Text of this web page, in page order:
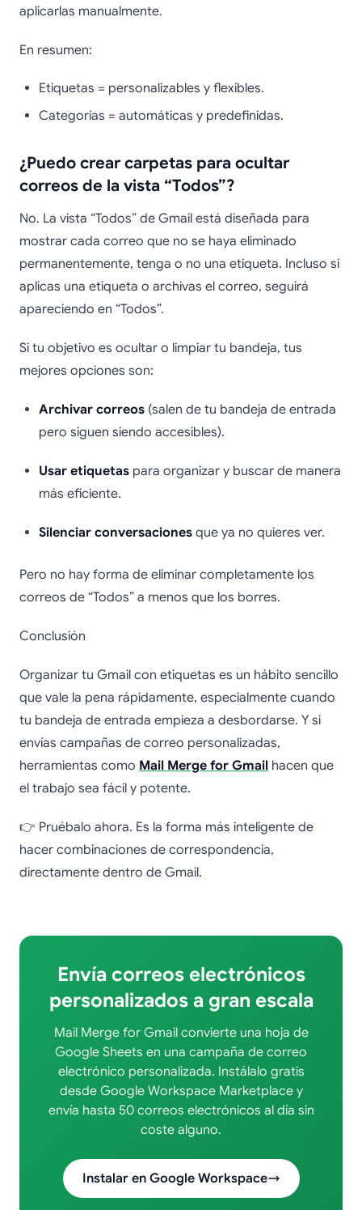
aplicarlas manualmente.
En resumen:
Etiquetas = personalizables y flexibles.
Categorías = automáticas y predefinidas.
¿Puedo crear carpetas para ocultar
correos de la vista “Todos”?
No. La vista “Todos” de Gmail está diseñada para
mostrar cada correo que no se haya eliminado
permanentemente, tenga o no una etiqueta. Incluso si
aplicas una etiqueta o archivas el correo, seguirá
apareciendo en “Todos”.
Si tu objetivo es ocultar o limpiar tu bandeja, tus
mejores opciones son:
Archivar correos (salen de tu bandeja de entrada
pero siguen siendo accesibles).
Usar etiquetas para organizar y buscar de manera
más eficiente.
Silenciar conversaciones que ya no quieres ver.
Pero no hay forma de eliminar completamente los
correos de “Todos” a menos que los borres.
Conclusión
Organizar tu Gmail con etiquetas es un hábito sencillo
que vale la pena rápidamente, especialmente cuando
tu bandeja de entrada empieza a desbordarse. Y si
envías campañas de correo personalizadas,
herramientas como Mail Merge for Gmail hacen que
el trabajo sea fácil y potente.
👉 Pruébalo ahora. Es la forma más inteligente de
hacer combinaciones de correspondencia,
directamente dentro de Gmail.
Envía correos electrónicos
personalizados a gran escala
Mail Merge for Gmail convierte una hoja de
Google Sheets en una campaña de correo
electrónico personalizada. Instálalo gratis
desde Google Workspace Marketplace y
envía hasta 50 correos electrónicos al día sin
coste alguno.
Instalar en Google Workspace